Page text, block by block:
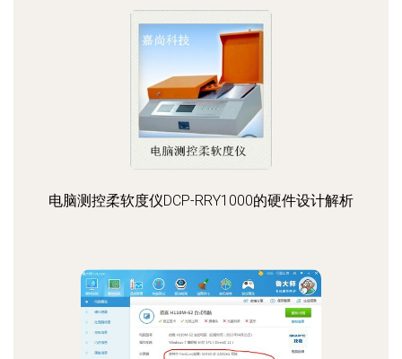
电脑测控柔软度仪DCP-RRY1000的硬件设计解析